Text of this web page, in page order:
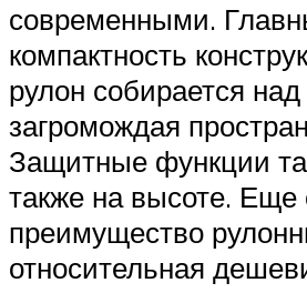
современными.
компактность
рулон собирается
загромождая
Защитные функции
также на высоте. Еще
преимущество
относительная